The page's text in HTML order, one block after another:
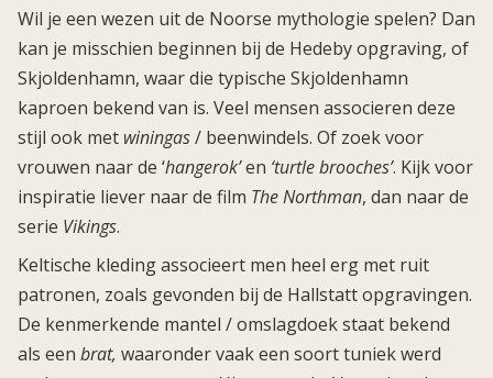
Wil je een wezen uit de Noorse mythologie spelen? Dan
kan je misschien beginnen bij de Hedeby opgraving, of
Skjoldenhamn, waar die typische Skjoldenhamn
kaproen bekend van is. Veel mensen associeren deze
stijl ook met winingas/ beenwindels. Of zoek voor
vrouwen naar de ‘hangerok’en ‘turtle brooches’. Kijk voor
inspiratie liever naar de film The Northman, dan naar de
serie Vikings.
Keltische kleding associeert men heel erg met ruit
patronen, zoals gevonden bij de Hallstatt opgravingen.
De kenmerkende mantel / omslagdoek staat bekend
als een brat, waaronder vaak een soort tuniek werd